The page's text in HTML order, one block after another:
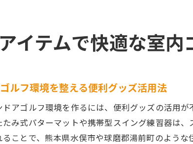
プライ
インド
健康維
インド
イテムで快適な室
ルフ環境を整える便利グッズ活用法
アゴルフ環境を作るには、便利グッズの活用
たみ式パターマットや携帯型スイング練習器は
ことで、熊本県水俣市や球磨郡湯前町のよう